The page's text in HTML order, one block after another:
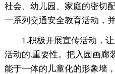
社会、幼儿园、家庭的密切
一系列交通安全教育活动，
1.积极开展宣传活动，
活动的.重要性。把入园画廊
能于一体的儿童化的形象墙